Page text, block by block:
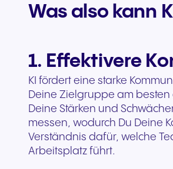
Was also kann
1. Effektivere
KI fördert eine starke
Deine Zielgruppe am
Deine Stärken und
messen, wodurch Du Deine
Verständnis dafür, welche
Arbeitsplatz führt.